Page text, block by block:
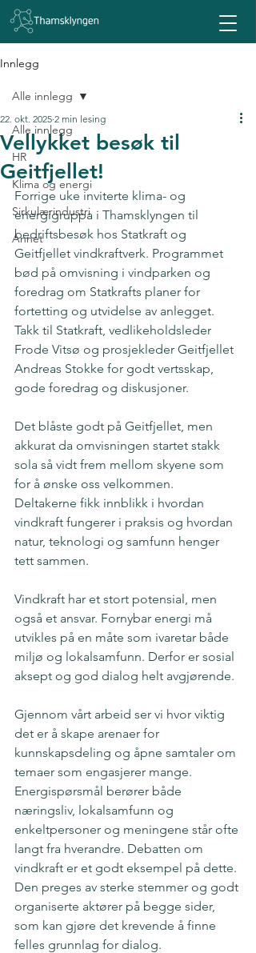
Innlegg
Alle innlegg
HR
Klima og energi
Sirkulærindustri
Annet
Alle innlegg
Vellykket besøk til
Geitfjellet!
22. okt. 2025 2 min lesing
Forrige uke inviterte klima- og
energigruppa i Thamsklyngen til
bedriftsbesøk hos Statkraft og
Geitfjellet vindkraftverk. Programmet
bød på omvisning i vindparken og
foredrag om Statkrafts planer for
fortetting og utvidelse av anlegget.
Takk til Statkraft, vedlikeholdsleder
Frode Vitsø og prosjekleder Geitfjellet
Andreas Stokke for godt vertsskap,
gode foredrag og diskusjoner.
Det blåste godt på Geitfjellet, men
akkurat da omvisningen startet stakk
sola så vidt frem mellom skyene som
for å ønske oss velkommen.
Deltakerne fikk innblikk i hvordan
vindkraft fungerer i praksis og hvordan
natur, teknologi og samfunn henger
tett sammen.
Vindkraft har et stort potensial, men
også et ansvar. Fornybar energi må
utvikles på en måte som ivaretar både
miljø og lokalsamfunn. Derfor er sosial
aksept og god dialog helt avgjørende.
Gjennom vårt arbeid ser vi hvor viktig
det er å skape arenaer for
kunnskapsdeling og åpne samtaler om
temaer som engasjerer mange.
Energispørsmål berører både
næringsliv, lokalsamfunn og
enkeltpersoner og meningene står ofte
langt fra hverandre. Debatten om
vindkraft er et godt eksempel på dette.
Den preges av sterke stemmer og godt
organiserte aktører på begge sider,
som kan gjøre det krevende å finne
felles grunnlag for dialog.